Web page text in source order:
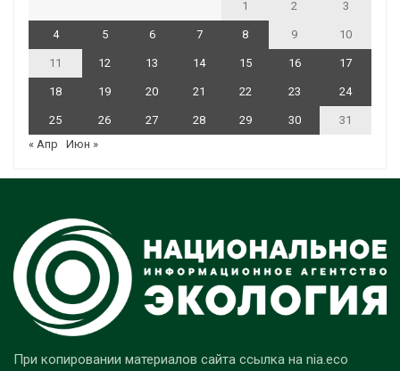
1 2 3
4 5 6 7 8 9 10
11 12 13 14 15 16 17
18 19 20 21 22 23 24
25 26 27 28 29 30
31
« Апр
Июн »
При копировании материалов сайта ссылка на nia.eco